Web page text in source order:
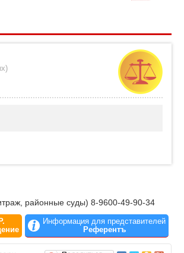
)
районные суды) 8-9600-49-90-34
Информация для представителей
Референтъ